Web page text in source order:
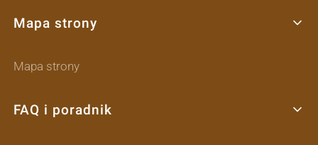
Mapa strony
Mapa strony
FAQ i poradnik